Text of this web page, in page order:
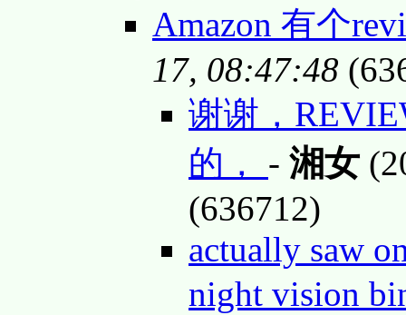
Amazon 有个
17, 08:47:48
谢谢，
的， - 湘女
(636712)
actually saw
night vision